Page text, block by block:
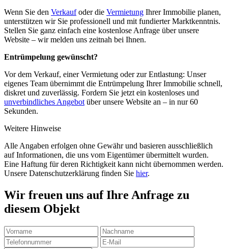
Wenn Sie den Verkaufoder die Vermietung Ihrer Immobilie planen,
unterstützen wir Sie professionell und mit fundierter Marktkenntnis.
Stellen Sie ganz einfach eine kostenlose Anfrage über unsere
Website – wir melden uns zeitnah bei Ihnen.
Entrümpelung gewünscht?
Vor dem Verkauf, einer Vermietung oder zur Entlastung: Unser
eigenes Team übernimmt die Entrümpelung Ihrer Immobilie schnell,
diskret und zuverlässig. Fordern Sie jetzt ein kostenloses und
unverbindliches Angebot über unsere Website an – in nur 60
Sekunden.
Weitere Hinweise
Alle Angaben erfolgen ohne Gewähr und basieren ausschließlich
auf Informationen, die uns vom Eigentümer übermittelt wurden.
Eine Haftung für deren Richtigkeit kann nicht übernommen werden.
Unsere Datenschutzerklärung finden Sie hier.
Wir freuen uns auf Ihre Anfrage zu
diesem Objekt